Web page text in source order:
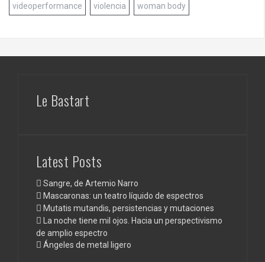
videoperformance violencia woman body
Le Bastart
Latest Posts
Sangre, de Artemio Narro
Mascaronas: un teatro líquido de espectros
Mutatis mutandis, persistencias y mutaciones
La noche tiene mil ojos. Hacia un perspectivismo
de amplio espectro
Ángeles de metal ligero